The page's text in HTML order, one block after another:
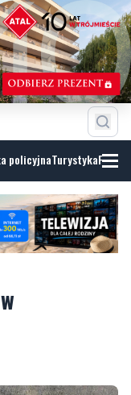
policyjnaTurystyka